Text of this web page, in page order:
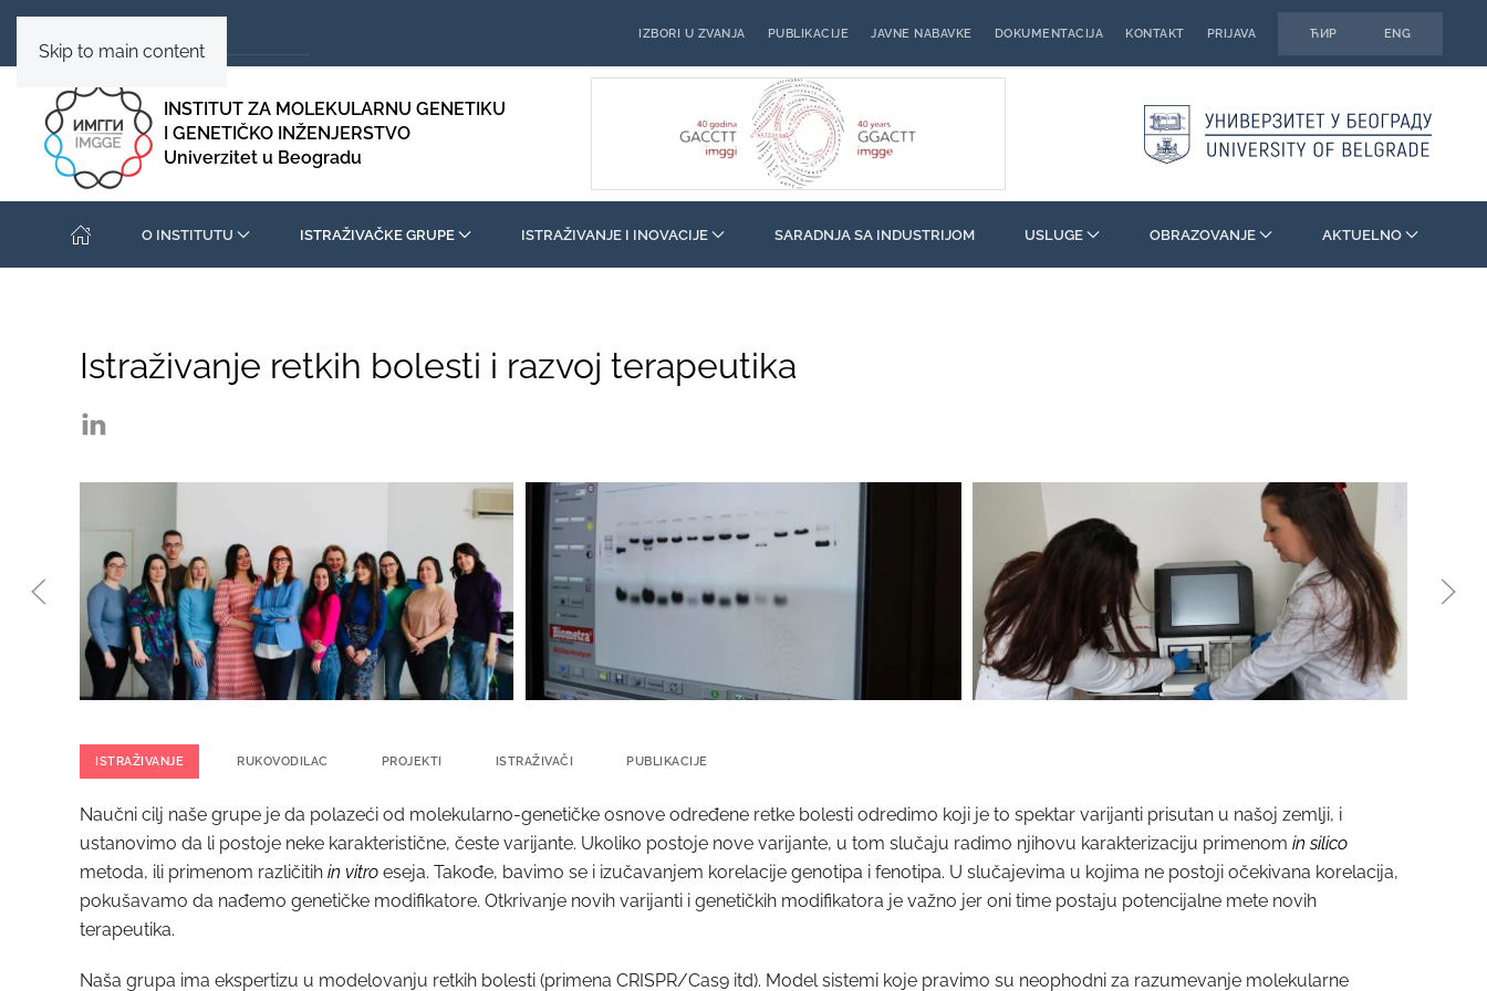
Skip to main content
IZBORI U ZVANJA PUBLIKACIJE JAVNE NABAVKE DOKUMENTACIJA KONTAKT PRIJAVA ЋИР ENG
INSTITUT ZA MOLEKULARNU GENETIKU
I GENETIČKO INŽENJERSTVO
Univerzitet u Beogradu
O INSTITUTU ISTRAŽIVAČKE GRUPE ISTRAŽIVANJE I INOVACIJE SARADNJA SA INDUSTRIJOM USLUGE OBRAZOVANJE AKTUELNO
Istraživanje retkih bolesti i razvoj terapeutika
ISTRAŽIVANJE RUKOVODILAC PROJEKTI ISTRAŽIVAČI PUBLIKACIJE
Naučni cilj naše grupe je da polazeći od molekularno-genetičke osnove određene retke bolesti odredimo koji je to spektar varijanti prisutan u našoj zemlji, i
ustanovimo da li postoje neke karakteristične, česte varijante. Ukoliko postoje nove varijante, u tom slučaju radimo njihovu karakterizaciju primenom in silico
metoda, ili primenom različitih in vitro eseja. Takođe, bavimo se i izučavanjem korelacije genotipa i fenotipa. U slučajevima u kojima ne postoji očekivana korelacija,
pokušavamo da nađemo genetičke modifikatore. Otkrivanje novih varijanti i genetičkih modifikatora je važno jer oni time postaju potencijalne mete novih
terapeutika.
Naša grupa ima ekspertizu u modelovanju retkih bolesti (primena CRISPR/Cas9 itd). Model sistemi koje pravimo su neophodni za razumevanje molekularne